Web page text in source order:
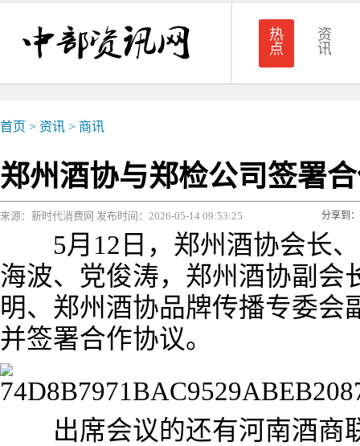
热
点
资
讯
首页 > 资讯 > 商讯
郑州酒协与郑检公司签署
来源：新时代消费网 发布时间：2026-05-14 09:53:25 分享到：
5月12日，郑州酒协会长、
海波、党俊涛，郑州酒协副会
明、郑州酒协品牌传播专委会
并签署合作协议。
出席会议的还有河南酒商